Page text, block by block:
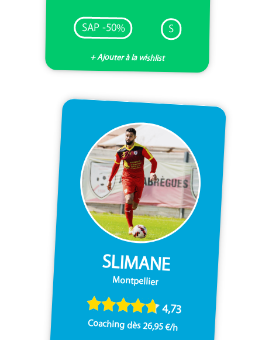
SAP -50% S
+ Ajouter à la wishlist
SLIMANE
Montpellier
4,73
Coaching dès 26,95 €/h